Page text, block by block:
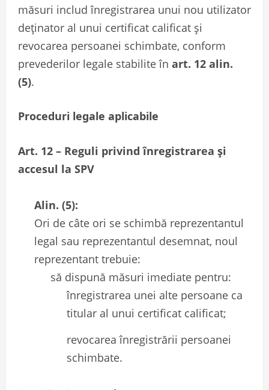
măsuri includ înregistrarea unui nou utilizator
deținator al unui certificat calificat și
revocarea persoanei schimbate, conform
prevederilor legale stabilite în art. 12 alin.
(5).
Proceduri legale aplicabile
Art. 12 – Reguli privind înregistrarea și
accesul la SPV
Alin. (5):
Ori de câte ori se schimbă reprezentantul
legal sau reprezentantul desemnat, noul
reprezentant trebuie:
să dispună măsuri imediate pentru:
înregistrarea unei alte persoane ca
titular al unui certificat calificat;
revocarea înregistrării persoanei
schimbate.